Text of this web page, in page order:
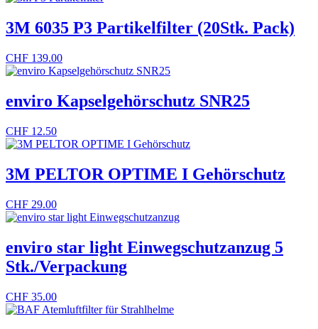
3M 6035 P3 Partikelfilter (20Stk. Pack)
CHF 139.00
enviro Kapselgehörschutz SNR25
CHF 12.50
3M PELTOR OPTIME I Gehörschutz
CHF 29.00
enviro star light Einwegschutzanzug 5
Stk./Verpackung
CHF 35.00